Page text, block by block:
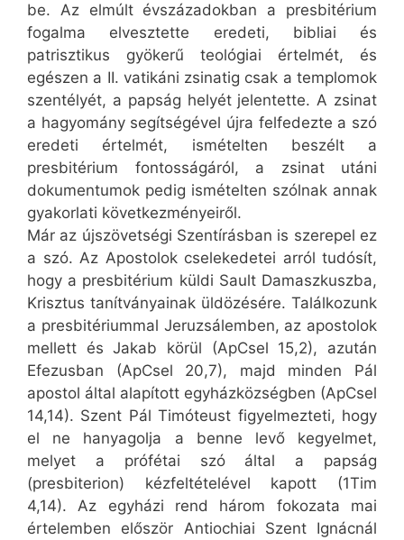
be. Az elmúlt évszázadokban a presbitérium
fogalma elvesztette eredeti, bibliai és
patrisztikus gyökerű teológiai értelmét, és
egészen a II. vatikáni zsinatig csak a templomok
szentélyét, a papság helyét jelentette. A zsinat
a hagyomány segítségével újra felfedezte a szó
eredeti értelmét, ismételten beszélt a
presbitérium fontosságáról, a zsinat utáni
dokumentumok pedig ismételten szólnak annak
gyakorlati következményeiről.
Már az újszövetségi Szentírásban is szerepel ez
a szó. Az Apostolok cselekedetei arról tudósít,
hogy a presbitérium küldi Sault Damaszkuszba,
Krisztus tanítványainak üldözésére. Találkozunk
a presbitériummal Jeruzsálemben, az apostolok
mellett és Jakab körül (ApCsel 15,2), azután
Efezusban (ApCsel 20,7), majd minden Pál
apostol által alapított egyházközségben (ApCsel
14,14). Szent Pál Timóteust figyelmezteti, hogy
el ne hanyagolja a benne levő kegyelmet,
melyet a prófétai szó által a papság
(presbiterion) kézfeltételével kapott (1Tim
4,14). Az egyházi rend három fokozata mai
értelemben először Antiochiai Szent Ignácnál